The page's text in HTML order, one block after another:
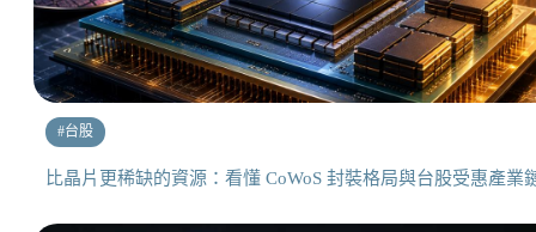
#台股
比晶片更稀缺的資源：看懂 CoWoS 封裝格局與台股受惠產業